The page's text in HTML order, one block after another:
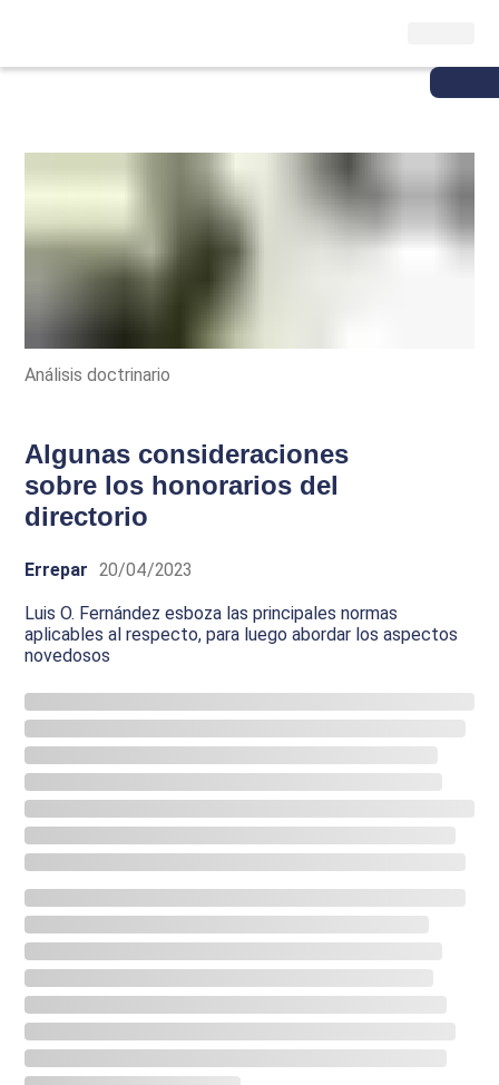
Análisis doctrinario
Algunas consideraciones
sobre los honorarios del
directorio
Errepar 20/04/2023
Luis O. Fernández esboza las principales normas
aplicables al respecto, para luego abordar los aspectos
novedosos